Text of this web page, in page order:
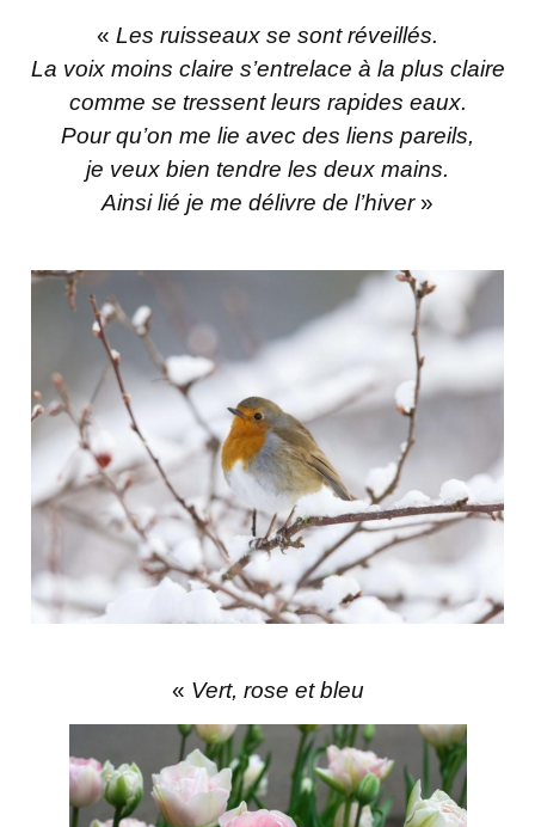
« Les ruisseaux se sont réveillés.
La voix moins claire s’entrelace à la plus claire
comme se tressent leurs rapides eaux.
Pour qu’on me lie avec des liens pareils,
je veux bien tendre les deux mains.
Ainsi lié je me délivre de l’hiver»
« Vert, rose et bleu